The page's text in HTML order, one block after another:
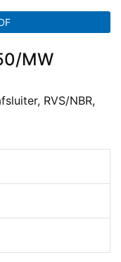
MW
RVS/NBR,